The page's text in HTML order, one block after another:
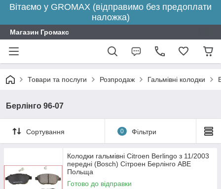
Вітаємо у GROMAX (відправимо без предоплати
наложка)
Магазин Громакс
Товари та послуги Розпродаж Гальмівні колодки
Берлінго 96-07
Сортування 0 Фільтри
Колодки гальмівні Citroen Berlingo з 11/2003
передні (Bosch) Сітроен Берлінго ABE
Польща
Готово до відправки